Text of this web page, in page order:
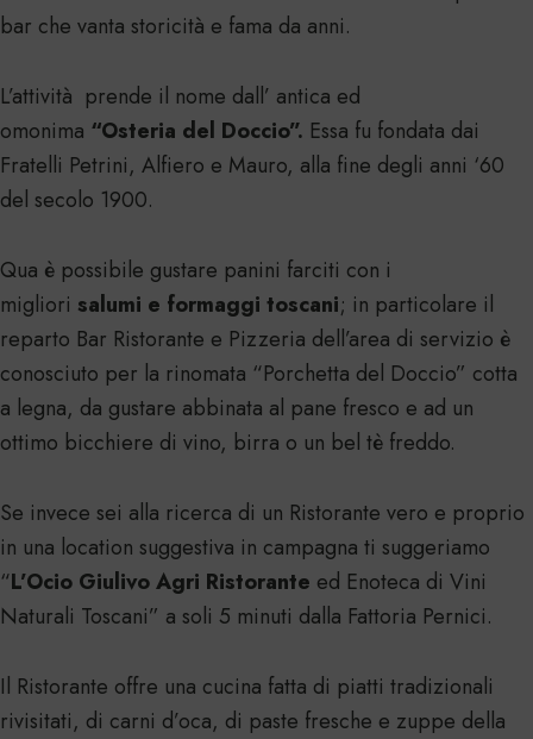
bar che vanta storicità e fama da anni.
L’attività prende il nome dall’ antica ed
omonima “Osteria del Doccio”. Essa fu fondata dai
Fratelli Petrini, Alfiero e Mauro, alla fine degli anni ‘60
del secolo 1900.
Qua è possibile gustare panini farciti con i
migliori salumi e formaggi toscani; in particolare il
reparto Bar Ristorante e Pizzeria dell’area di servizio è
conosciuto per la rinomata “Porchetta del Doccio” cotta
a legna, da gustare abbinata al pane fresco e ad un
ottimo bicchiere di vino, birra o un bel tè freddo.
Se invece sei alla ricerca di un Ristorante vero e proprio
in una location suggestiva in campagna ti suggeriamo
“L’Ocio Giulivo Agri Ristorante ed Enoteca di Vini
Naturali Toscani” a soli 5 minuti dalla Fattoria Pernici.
Il Ristorante offre una cucina fatta di piatti tradizionali
rivisitati, di carni d’oca, di paste fresche e zuppe della